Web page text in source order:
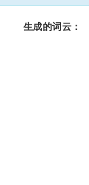
生成的词云：